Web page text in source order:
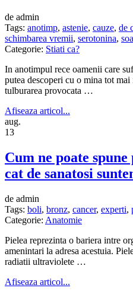
de admin
Tags: anotimp, astenie, cauze, de
schimbarea vremii, serotonina,
Categorie: Stiati ca?
In anotimpul rece oamenii care
putea descoperi cu o mina tot
tulburarea provocata …
Afiseaza articol...
aug.
13
Cum ne poate
cat de sanatosi
de admin
Tags: boli, bronz, cancer, experti,
Categorie: Anatomie
Pielea reprezinta o bariera intre
amenintari la adresa acestuia.
radiatii ultraviolete …
Afiseaza articol...